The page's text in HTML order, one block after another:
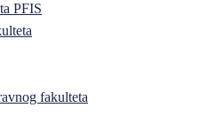
PFIS
fakulteta